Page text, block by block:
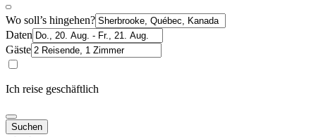
Wo soll’s hingehen?
Daten
Gäste
Ich reise geschäftlich
Suchen